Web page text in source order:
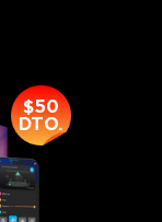
$50
DTO.